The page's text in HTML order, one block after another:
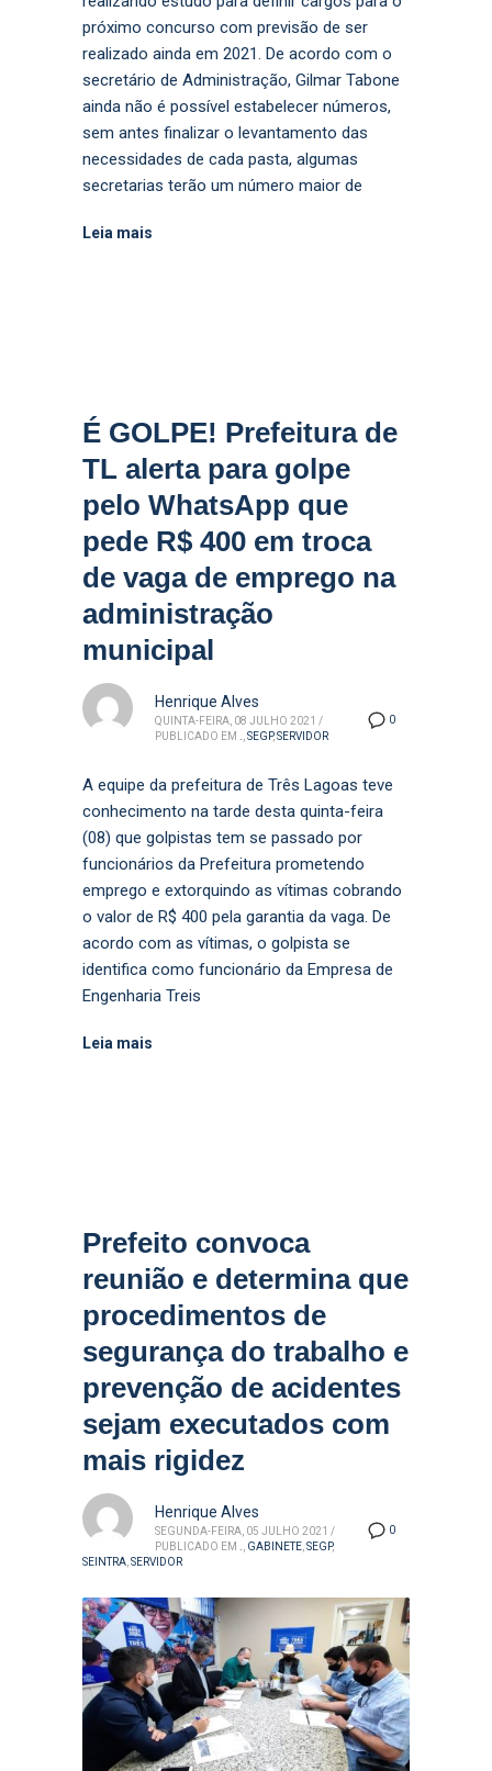
próximo concurso com previsão de ser
realizado ainda em 2021. De acordo com o
secretário de Administração, Gilmar Tabone
ainda não é possível estabelecer números,
sem antes finalizar o levantamento das
necessidades de cada pasta, algumas
secretarias terão um número maior de
Leia mais
É GOLPE! Prefeitura de
TL alerta para golpe
pelo WhatsApp que
pede R$ 400 em troca
de vaga de emprego na
administração
municipal
0
Henrique Alves
QUINTA-FEIRA, 08 JULHO 2021 /
PUBLICADO EM .,SEGP,SERVIDOR
A equipe da prefeitura de Três Lagoas teve
conhecimento na tarde desta quinta-feira
(08) que golpistas tem se passado por
funcionários da Prefeitura prometendo
emprego e extorquindo as vítimas cobrando
o valor de R$ 400 pela garantia da vaga. De
acordo com as vítimas, o golpista se
identifica como funcionário da Empresa de
Engenharia Treis
Leia mais
Prefeito convoca
reunião e determina que
procedimentos de
segurança do trabalho e
prevenção de acidentes
sejam executados com
mais rigidez
0
Henrique Alves
SEGUNDA-FEIRA, 05 JULHO 2021 /
PUBLICADO EM ., GABINETE,SEGP,
SEINTRA,SERVIDOR